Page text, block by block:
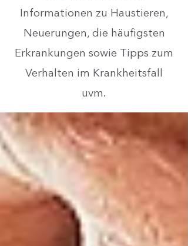
Informationen zu Haustieren,
Neuerungen, die häufigsten
Erkrankungen sowie Tipps zum
Verhalten im Krankheitsfall
uvm.